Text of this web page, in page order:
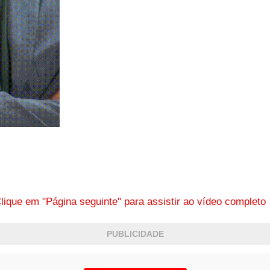
em "Página seguinte" para assistir ao vídeo completo
PUBLICIDADE